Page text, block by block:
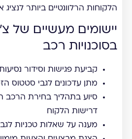
הלקוחות הרלוונטיים ביותר לנציג
יישומים מעשיים של
בסוכנויות רכב
קביעת פגישות וסידור
מתן עדכונים לגבי סטטוס
סיוע בתהליך בחירת הרכב
דרישות הלקוח
מענה על שאלות טכניות